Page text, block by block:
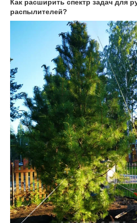
Как расширить спектр задач для
распылителей?